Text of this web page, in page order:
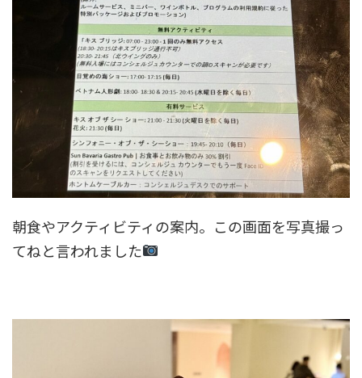
朝食やアクティビティの案内。この画面を写真撮っ
てねと言われました